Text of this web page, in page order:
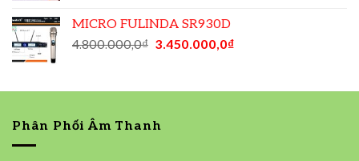
MICRO FULINDA SR930D
4.800.000,0₫ 3.450.000,0₫
Phân Phối Âm Thanh